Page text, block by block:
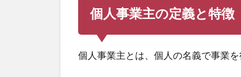
個人事業主の定義と特徴
個人事業主とは、個人の名義で事業を